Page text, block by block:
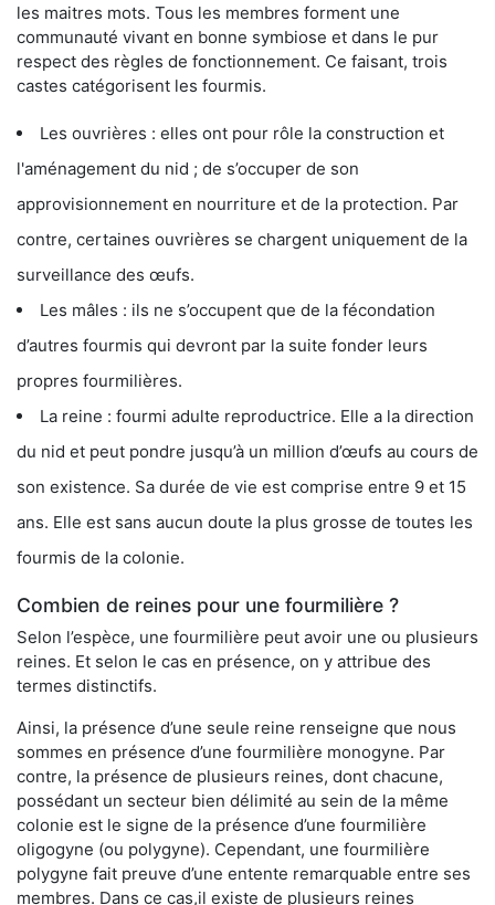
les maitres mots. Tous les membres forment une
communauté vivant en bonne symbiose et dans le pur
respect des règles de fonctionnement. Ce faisant, trois
castes catégorisent les fourmis.
Les ouvrières : elles ont pour rôle la construction et
l'aménagement du nid ; de s’occuper de son
approvisionnement en nourriture et de la protection. Par
contre, certaines ouvrières se chargent uniquement de la
surveillance des œufs.
Les mâles : ils ne s’occupent que de la fécondation
d’autres fourmis qui devront par la suite fonder leurs
propres fourmilières.
La reine : fourmi adulte reproductrice. Elle a la direction
du nid et peut pondre jusqu’à un million d’œufs au cours de
son existence. Sa durée de vie est comprise entre 9 et 15
ans. Elle est sans aucun doute la plus grosse de toutes les
fourmis de la colonie.
Combien de reines pour une fourmilière ?
Selon l’espèce, une fourmilière peut avoir une ou plusieurs
reines. Et selon le cas en présence, on y attribue des
termes distinctifs.
Ainsi, la présence d’une seule reine renseigne que nous
sommes en présence d’une fourmilière monogyne. Par
contre, la présence de plusieurs reines, dont chacune,
possédant un secteur bien délimité au sein de la même
colonie est le signe de la présence d’une fourmilière
oligogyne (ou polygyne). Cependant, une fourmilière
polygyne fait preuve d’une entente remarquable entre ses
membres. Dans ce cas,il existe de plusieurs reines